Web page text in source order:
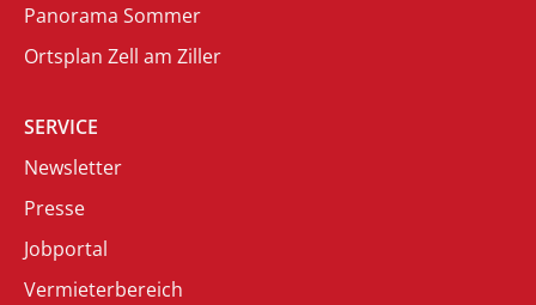
Panorama Sommer
Ortsplan Zell am Ziller
SERVICE
Newsletter
Presse
Jobportal
Vermieterbereich